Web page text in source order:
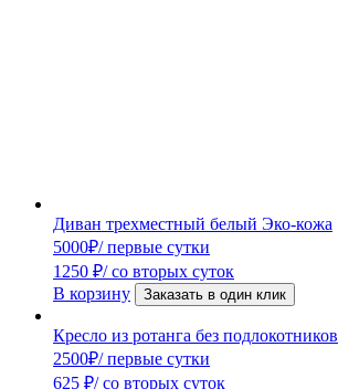
Диван трехместный белый Эко-кожа
5000₽/ первые сутки
1250 ₽/ со вторых суток
В корзину
Заказать в один клик
Кресло из ротанга без подлокотников
2500₽/ первые сутки
625 ₽/ со вторых суток